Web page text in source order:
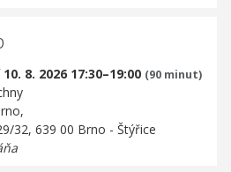
8. 2026 17:30–19:00 (90 minut)
32, 639 00 Brno - Štýřice